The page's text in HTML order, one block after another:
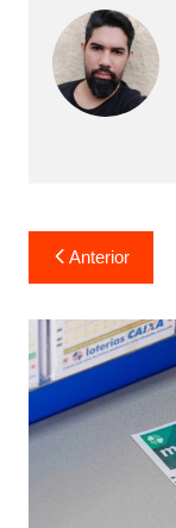
Navegação
de
Post
Anterior